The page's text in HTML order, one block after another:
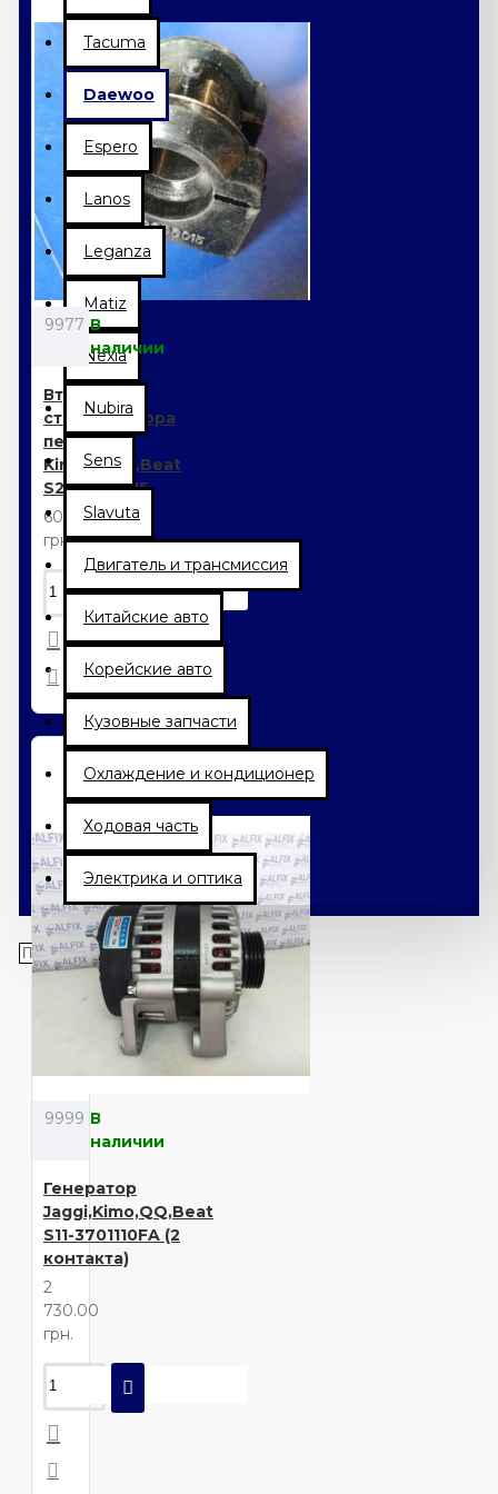
Tacuma
Daewoo
Espero
Lanos
Leganza
Matiz
Nexia
Nubira
Sens
Slavuta
Двигатель и трансмиссия
Китайские авто
Корейские авто
Кузовные запчасти
Охлаждение и кондиционер
Ходовая часть
Электрика и оптика
9977 В
наличии
Втулка
стабилизатора
передняя
Kimo,Jaggi,Beat
S21-2906015
60.48
грн.
9999 В
наличии
Генератор
Jaggi,Kimo,QQ,Beat
S11-3701110FA (2
контакта)
2
730.00
грн.